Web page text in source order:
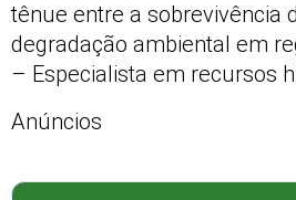
tênue entre a sobrevivência
degradação ambiental em
– Especialista em recursos
Anúncios